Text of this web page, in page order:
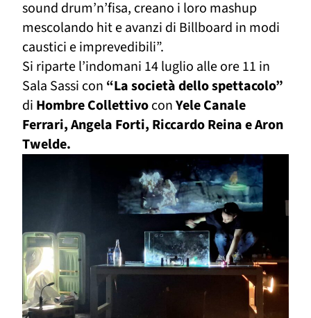
sound drum’n’fisa, creano i loro mashup
mescolando hit e avanzi di Billboard in modi
caustici e imprevedibili”.
Si riparte l’indomani 14 luglio alle ore 11 in
Sala Sassi con “La società dello spettacolo”
di Hombre CollettivoconYele Canale
Ferrari, Angela Forti, Riccardo Reina e Aron
Twelde.